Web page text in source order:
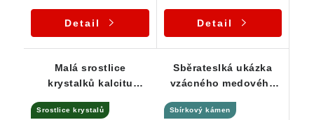
Detail Detail
Malá srostlice
krystalků kalcitu
Srostlice krystalů
Sběrateslká ukázka
vzácného medového
ČR
Sbírkový kámen